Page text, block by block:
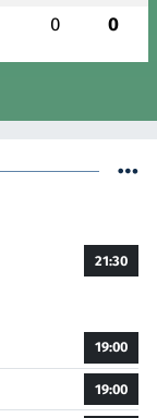
0 0
21:30
19:00
19:00